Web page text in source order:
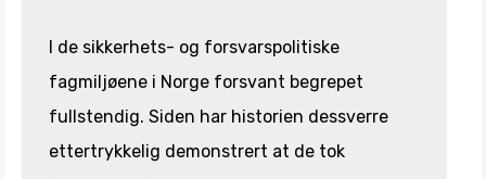
I de sikkerhets- og forsvarspolitiske
fagmiljøene i Norge forsvant begrepet
fullstendig. Siden har historien dessverre
ettertrykkelig demonstrert at de tok